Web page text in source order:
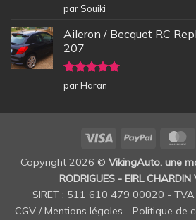
Note5sur
5
par Souiki
Aileron / Becquet RC
207
Note5sur
5
par Haran
Visa PayPal
Copyright 2026 © VikingAuto, une
RODRIGUES - EIRL
SIRET : 511 610 479 00020 -
CGV / Mentions légales - Politique de